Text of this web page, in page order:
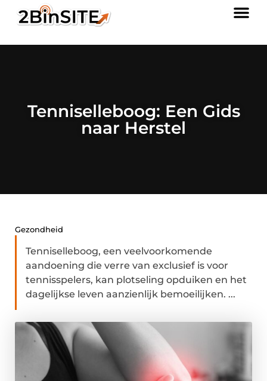
Tenniselleboog: Een Gids
naar Herstel
Gezondheid
Tenniselleboog, een veelvoorkomende
aandoening die verre van exclusief is voor
tennisspelers, kan plotseling opduiken en het
dagelijkse leven aanzienlijk bemoeilijken. ...